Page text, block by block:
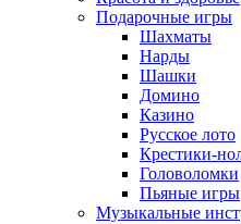
Подарочные игры
Шахматы
Нарды
Шашки
Домино
Казино
Русское лото
Крестики-
Головоломки
Пьяные игры
Музыкальные